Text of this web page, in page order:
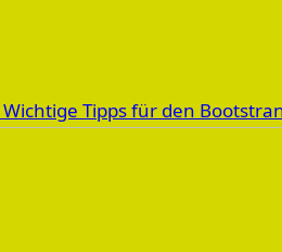
Tipps für den